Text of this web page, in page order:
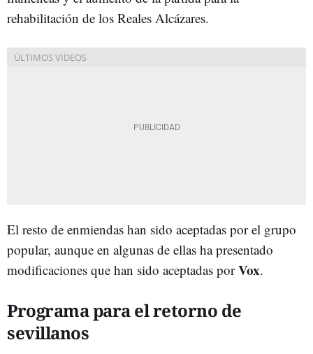
rehabilitación de los Reales Alcázares.
El resto de enmiendas han sido aceptadas por el grupo
popular, aunque en algunas de ellas ha presentado
modificaciones que han sido aceptadas porVox.
Programa para el retorno de
sevillanos